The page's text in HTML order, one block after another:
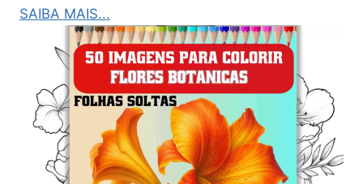
SAIBA MAIS...